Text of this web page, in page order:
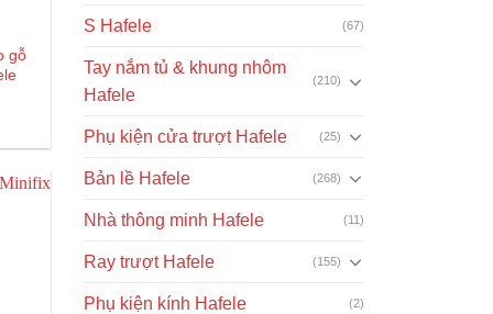
gỗ
tại
5.000₫.
S Hafele (67)
Tay nắm tủ & khung nhôm
Hafele
(210)
Phụ kiện cửa trượt Hafele (25)
Bản lề Hafele (268)
Nhà thông minh Hafele (11)
Ray trượt Hafele (155)
Phụ kiện kính Hafele (2)